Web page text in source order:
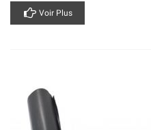
Voir Plus